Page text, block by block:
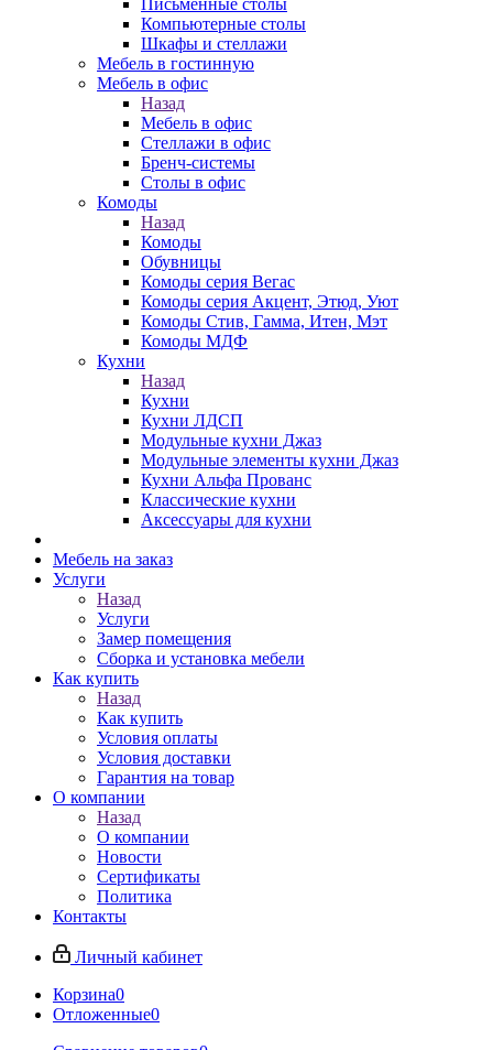
Письменные столы
Компьютерные столы
Шкафы и стеллажи
Мебель в гостинную
Мебель в офис
Назад
Мебель в офис
Стеллажи в офис
Бренч-системы
Столы в офис
Комоды
Назад
Комоды
Обувницы
Комоды серия Вегас
Комоды серия Акцент, Этюд, Уют
Комоды Стив, Гамма, Итен, Мэт
Комоды МДФ
Кухни
Назад
Кухни
Кухни ЛДСП
Модульные кухни Джаз
Модульные элементы кухни Джаз
Кухни Альфа Прованс
Классические кухни
Аксессуары для кухни
Мебель на заказ
Услуги
Назад
Услуги
Замер помещения
Сборка и установка мебели
Как купить
Назад
Как купить
Условия оплаты
Условия доставки
Гарантия на товар
О компании
Назад
О компании
Новости
Сертификаты
Политика
Контакты
Личный кабинет
Корзина0
Отложенные0